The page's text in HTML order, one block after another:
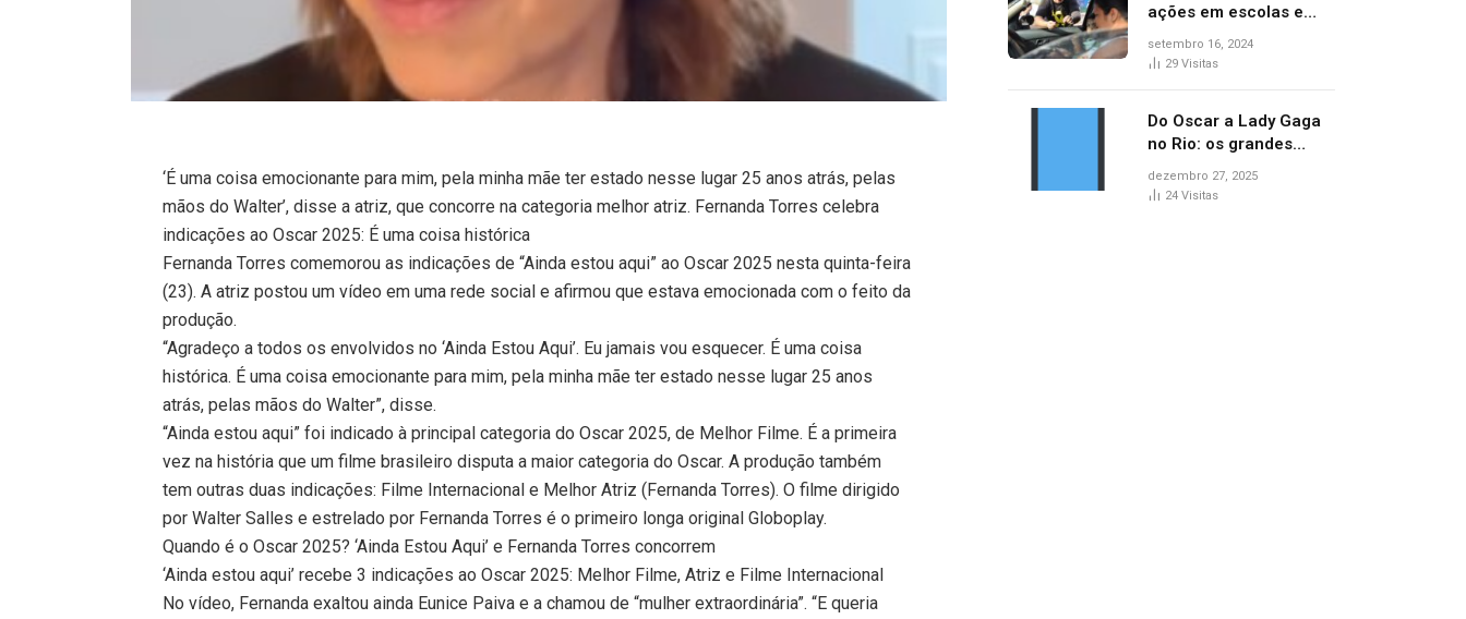
‘É uma coisa emocionante para mim, pela minha mãe ter estado nesse lugar 25 anos atrás, pelas
mãos do Walter’, disse a atriz, que concorre na categoria melhor atriz. Fernanda Torres celebra
indicações ao Oscar 2025: É uma coisa histórica
Fernanda Torres comemorou as indicações de “Ainda estou aqui” ao Oscar 2025 nesta quinta-feira
(23). A atriz postou um vídeo em uma rede social e afirmou que estava emocionada com o feito da
produção.
“Agradeço a todos os envolvidos no ‘Ainda Estou Aqui’. Eu jamais vou esquecer. É uma coisa
histórica. É uma coisa emocionante para mim, pela minha mãe ter estado nesse lugar 25 anos
atrás, pelas mãos do Walter”, disse.
“Ainda estou aqui” foi indicado à principal categoria do Oscar 2025, de Melhor Filme. É a primeira
vez na história que um filme brasileiro disputa a maior categoria do Oscar. A produção também
tem outras duas indicações: Filme Internacional e Melhor Atriz (Fernanda Torres). O filme dirigido
por Walter Salles e estrelado por Fernanda Torres é o primeiro longa original Globoplay.
Quando é o Oscar 2025? ‘Ainda Estou Aqui’ e Fernanda Torres concorrem
‘Ainda estou aqui’ recebe 3 indicações ao Oscar 2025: Melhor Filme, Atriz e Filme Internacional
No vídeo, Fernanda exaltou ainda Eunice Paiva e a chamou de “mulher extraordinária”. “E queria
ações em escolas e
ruas para prevenir
acidentes no trânsito
setembro 16, 2024
29 Visitas
Do Oscar a Lady Gaga
no Rio: os grandes
marcos da cultura em
2025
dezembro 27, 2025
24 Visitas